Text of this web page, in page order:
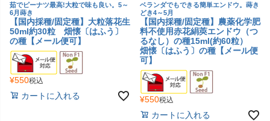
茹でピーナツ最高!大粒で味も良い。5～
6月蒔き
【国内採種/固定種】大粒落花生
50ml約30粒 畑懐〔はふう〕
の種【メール便可】
¥550税込
カートに入れる
ベランダでもできる簡単エンドウ。蒔き
どき4～5月
【国内採種/固定種】農薬化学肥
料不使用赤花絹莢エンドウ（つ
るなし）の種15ml(約60粒）
畑懐〔はふう〕の種【メール便
可】
¥550税込
カートに入れる